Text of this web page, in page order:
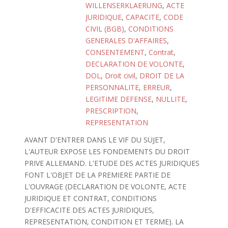
WILLENSERKLAERUNG, ACTE
JURIDIQUE, CAPACITE, CODE
CIVIL (BGB), CONDITIONS
GENERALES D'AFFAIRES,
CONSENTEMENT, Contrat,
DECLARATION DE VOLONTE,
DOL, Droit civil, DROIT DE LA
PERSONNALITE, ERREUR,
LEGITIME DEFENSE, NULLITE,
PRESCRIPTION,
REPRESENTATION
AVANT D'ENTRER DANS LE VIF DU SUJET,
L'AUTEUR EXPOSE LES FONDEMENTS DU DROIT
PRIVE ALLEMAND. L'ETUDE DES ACTES JURIDIQUES
FONT L'OBJET DE LA PREMIERE PARTIE DE
L'OUVRAGE (DECLARATION DE VOLONTE, ACTE
JURIDIQUE ET CONTRAT, CONDITIONS
D'EFFICACITE DES ACTES JURIDIQUES,
REPRESENTATION, CONDITION ET TERME). LA